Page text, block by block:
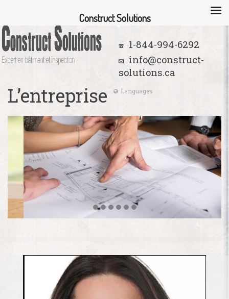
1-844-994-6292
info@construct-
solutions.ca
Languages
L’entreprise
Construct Solutions